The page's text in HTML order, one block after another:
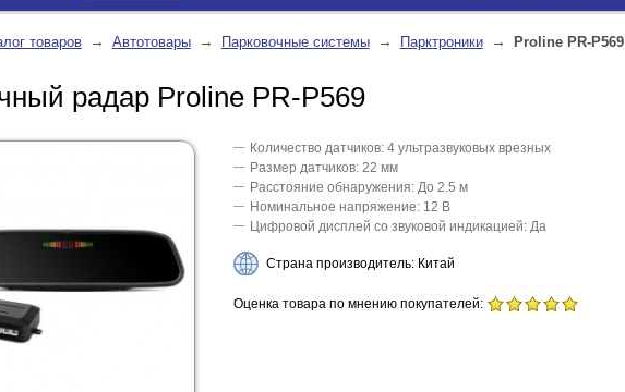
товаров → Автотовары → Парковочные системы → Парктроники → Proline PR-P569
радар Proline PR-P569
Количество датчиков: 4 ультразвуковых врезных
Размер датчиков: 22 мм
Расстояние обнаружения: До 2.5 м
Номинальное напряжение: 12 В
Цифровой дисплей со звуковой индикацией: Да
Страна производитель: Китай
Оценка товара по мнению покупателей: